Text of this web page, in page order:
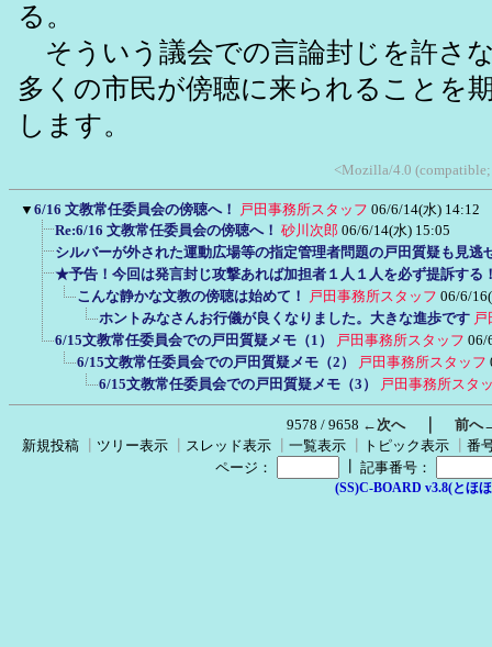
る。
そういう議会での言論封じを許さ
多くの市民が傍聴に来られることを
します。
<Mozilla/4.0 (compatible;
▼ 6/16 文教常任委員会の傍聴へ！ 戸田事務所スタッフ 06/6/14(水) 14:12
Re:6/16 文教常任委員会の傍聴へ！ 砂川次郎 06/6/14(水) 15:05
シルバーが外された運動広場等の指定管理者問題の戸田質疑も見逃
★予告！今回は発言封じ攻撃あれば加担者１人１人を必ず提訴する
こんな静かな文教の傍聴は始めて！
戸田事務所スタッフ 06/6/
ホントみなさんお行儀が良くなりました。大きな進歩です 戸
6/15文教常任委員会での戸田質疑メモ（1）
戸田事務所スタッフ 06/
6/15文教常任委員会での戸田質疑メモ（2）
戸田事務所スタッフ
6/15文教常任委員会での戸田質疑メモ（3）
戸田事務所スタ
9578 / 9658 ←次へ｜ 前へ
新規投稿
ツリー表示 スレッド表示 一覧表示 トピック表示
番
ページ：
記事番号：
(SS)C-BOARD v3.8(とほ